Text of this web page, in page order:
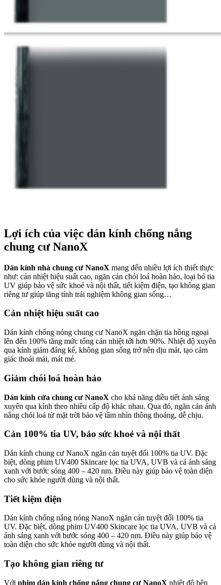
Lợi ích của việc dán kính chống nắng
chung cư NanoX
Dán kính nhà chung cư NanoX mang đến nhiều lợi ích thiết thực
như: cản nhiệt hiệu suất cao, ngăn cản chói loá hoàn hảo, loại bỏ tia
UV giúp bảo vệ sức khoẻ và nội thất, tiết kiệm điện, tạo không gian
riêng tư giúp tăng tính trải nghiệm không gian sống…
Cản nhiệt hiệu suất cao
Dán kính chống nóng chung cư NanoX ngăn chặn tia hồng ngoại
lên đến 100% tăng mức tổng cản nhiệt tới hơn 90%. Nhiệt độ xuyên
qua kính giảm đáng kể, không gian sống trở nên dịu mát, tạo cảm
giác thoải mái, mát mẻ.
Giảm chói loá hoàn hảo
Dán kính cửa chung cư NanoX cho khả năng điều tiết ánh sáng
xuyên qua kính theo nhiều cấp độ khác nhau. Qua đó, ngăn cản ánh
nắng chói loá từ mặt trời bảo vệ tầm nhìn thông thoáng, dễ chịu.
Cản 100% tia UV, bảo sức khoẻ và nội thất
Dán kính chung cư NanoX ngăn cản tuyệt đối 100% tia UV. Đặc
biệt, dòng phim UV400 Skincare lọc tia UVA, UVB và cả ánh sáng
xanh với bước sóng 400 – 420 nm. Điều này giúp bảo vệ toàn diện
cho sức khỏe người dùng và nội thất.
Tiết kiệm điện
Dán kính chống nắng nóng NanoX ngăn cản tuyệt đối 100% tia
UV. Đặc biệt, dòng phim UV400 Skincare lọc tia UVA, UVB và cả
ánh sáng xanh với bước sóng 400 – 420 nm. Điều này giúp bảo vệ
toàn diện cho sức khỏe người dùng và nội thất.
Tạo không gian riêng tư
Với phim dán kính chống nắng chung cư NanoX nhiệt độ bên